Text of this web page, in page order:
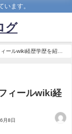
います。
グ
ールwiki経歴学歴を紹
ィールwiki経
月8日